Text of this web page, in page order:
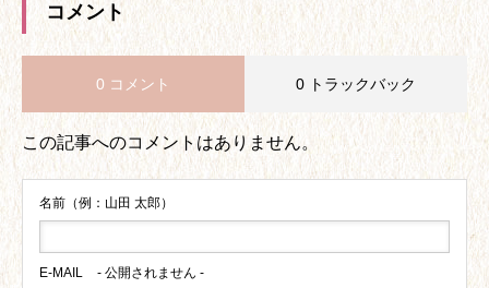
コメント
0 コメント 0 トラックバック
この記事へのコメントはありません。
名前（例：山田 太郎）
E-MAIL - 公開されません -